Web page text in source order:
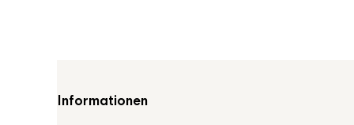
Informationen